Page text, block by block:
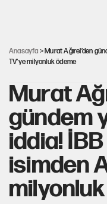
Anasayfa > Murat Ağırel’den
TV’ye milyonluk ödeme
Murat
gündem
iddia!
isimden